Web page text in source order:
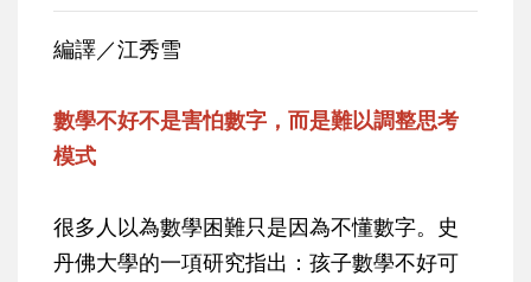
編譯／江秀雪
數學不好不是害怕數字，而是難以調整思考
模式
很多人以為數學困難只是因為不懂數字。史
丹佛大學的一項研究指出：孩子數學不好可